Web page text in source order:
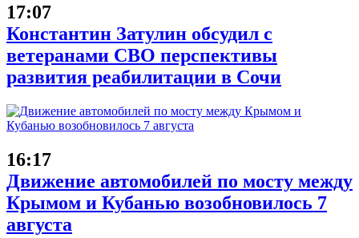
17:07
Константин Затулин обсудил с
ветеранами СВО перспективы
развития реабилитации в Сочи
16:17
Движение автомобилей по мосту между
Крымом и Кубанью возобновилось 7
августа